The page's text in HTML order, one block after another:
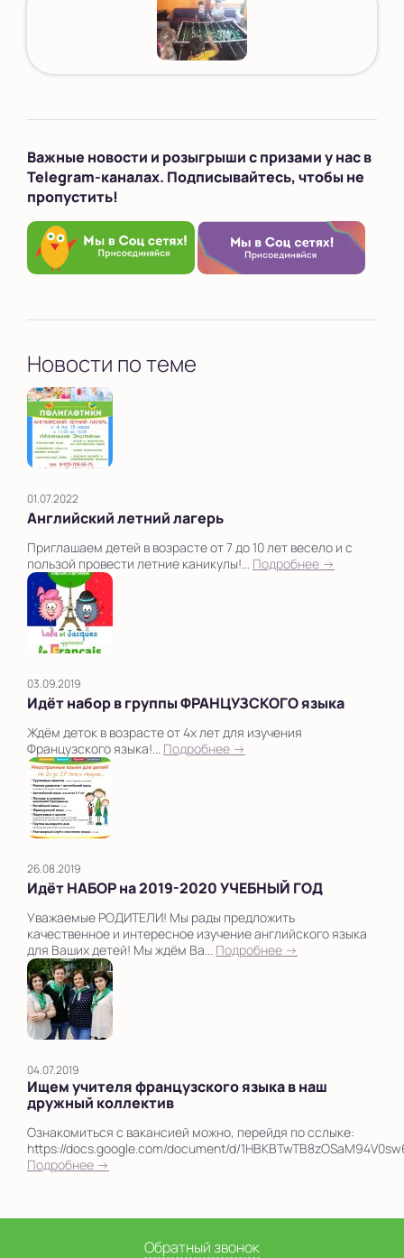
Важные новости и розыгрыши с призами у нас в
Telegram-каналах. Подписывайтесь, чтобы не
пропустить!
Новости по теме
01.07.2022
Английский летний лагерь
Приглашаем детей в возрасте от 7 до 10 лет весело и с
пользой провести летние каникулы!... Подробнее →
03.09.2019
Идёт набор в группы ФРАНЦУЗСКОГО языка
Ждём деток в возрасте от 4х лет для изучения
Французского языка!... Подробнее →
26.08.2019
Идёт НАБОР на 2019-2020 УЧЕБНЫЙ ГОД
Уважаемые РОДИТЕЛИ! Мы рады предложить
качественное и интересное изучение английского языка
для Ваших детей! Мы ждём Ва... Подробнее →
04.07.2019
Ищем учителя французского языка в наш
дружный коллектив
Ознакомиться с вакансией можно, перейдя по сслыке:
https://docs.google.com/document/d/
Подробнее →
Обратный звонок